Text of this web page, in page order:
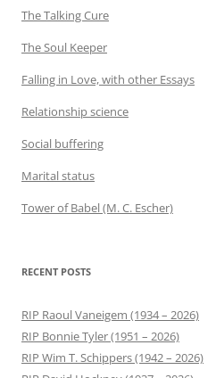
The Talking Cure
The Soul Keeper
Falling in Love, with other Essays
Relationship science
Social buffering
Marital status
Tower of Babel (M. C. Escher)
RECENT POSTS
RIP Raoul Vaneigem (1934 – 2026)
RIP Bonnie Tyler (1951 – 2026)
RIP Wim T. Schippers (1942 – 2026)